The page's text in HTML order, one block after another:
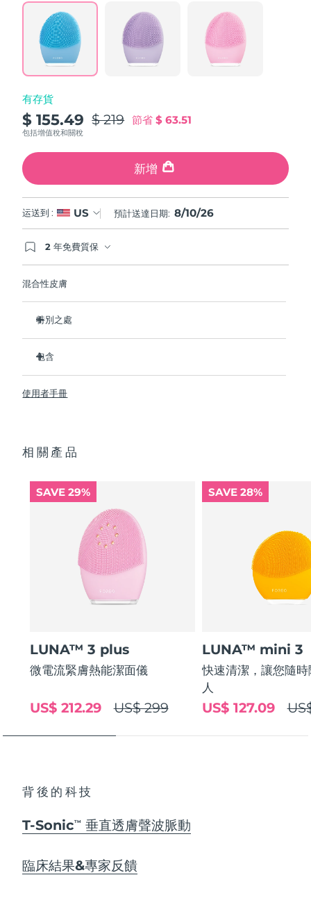
Read
Reviews.
Same
page
link.
有存貨
$ 155.49 $ 219 節省$ 63.51
包括增值稅和關稅
新增
运送到 : US 預計送達日期: 8/10/26
2 年免費質保
混合性皮膚
特別之處
物。
清除毛孔深處的雜質，減少爆痘的可能。
撫平細紋，幫助放鬆面部肌肉緊張點。
16檔強度，符合人體工程學的輕質設計，智能app護膚。
包含
USB 充電線
通用操作指南
使用者手冊
相關產品
SAVE 29%
LUNA™ 3 plus
微電流緊膚熱能潔面儀
US$ 299
US$ 212.29
SAVE 28%
LUNA™ mini 3
快速清潔，讓您隨
人
US$ 127.09
背後的科技
T-SonicTM 垂直透膚聲波脈動
臨床結果&專家反饋